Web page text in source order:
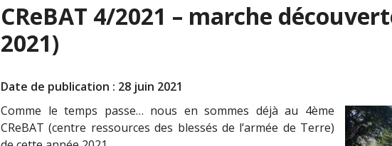
CReBAT 4/2021 – marche
2021)
Date de publication : 28 juin 2021
Comme le temps passe… nous en sommes déjà au 4ème
CReBAT (centre ressources des blessés de l’armée de Terre)